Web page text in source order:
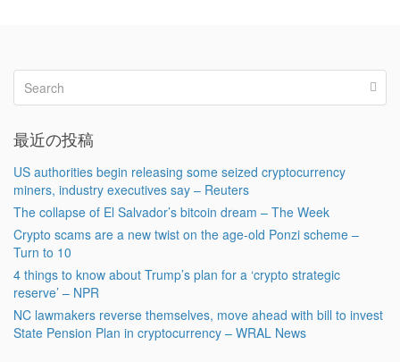
最近の投稿
US authorities begin releasing some seized cryptocurrency
miners, industry executives say – Reuters
The collapse of El Salvador’s bitcoin dream – The Week
Crypto scams are a new twist on the age-old Ponzi scheme –
Turn to 10
4 things to know about Trump’s plan for a ‘crypto strategic
reserve’ – NPR
NC lawmakers reverse themselves, move ahead with bill to invest
State Pension Plan in cryptocurrency – WRAL News